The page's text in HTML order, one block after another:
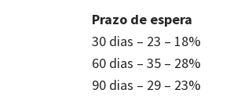
Prazo de espera
30 dias – 23 – 18%
60 dias – 35 – 28%
90 dias – 29 – 23%